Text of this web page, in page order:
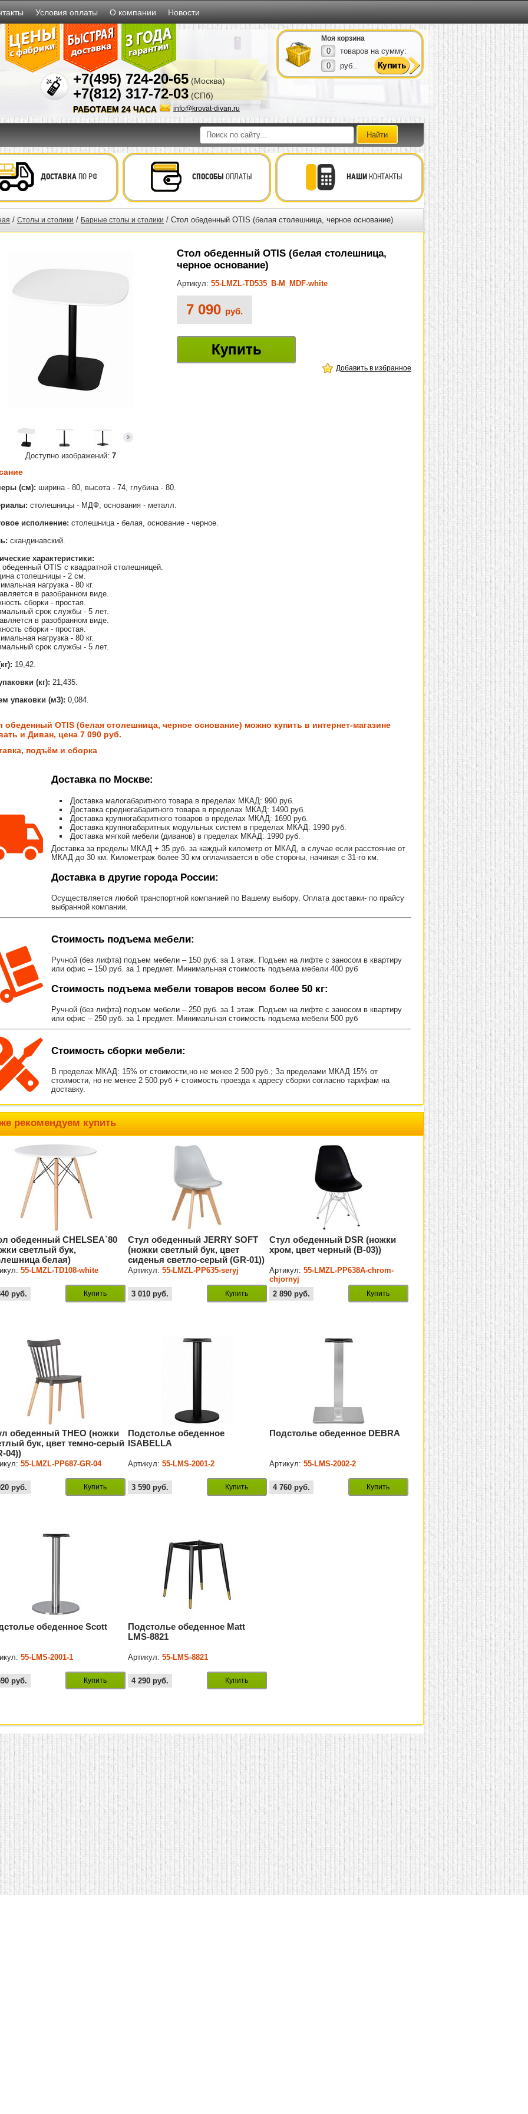
Условия оплаты О компании Новости
+7(495) 724-20-65 (Москва)
+7(812) 317-72-03 (СПб)
info@krovat-divan.ru
РАБОТАЕМ 24 ЧАСА
Моя корзина
0
товаров на сумму:
0
руб..
ДОСТАВКАПО РФ СПОСОБЫ ОПЛАТЫ НАШИКОНТАКТЫ
/ Столы и столики / Барные столы и столики / Стол обеденный OTIS (белая столешница, черное основание)
Доступно изображений: 7
Стол обеденный OTIS (белая столешница,
черное основание)
Артикул: 55-LMZL-TD535_B-M_MDF-white
7 090 руб.
Купить
Добавить в избранное
(см): ширина - 80, высота - 74, глубина - 80.
столешницы - МДФ, основания - металл.
исполнение: столешница - белая, основание - черное.
скандинавский.
характеристики:
OTIS с квадратной столешницей.
столешницы - 2 см.
нагрузка - 80 кг.
в разобранном виде.
сборки - простая.
срок службы - 5 лет.
в разобранном виде.
сборки - простая.
нагрузка - 80 кг.
срок службы - 5 лет.
19,42.
(кг): 21,435.
упаковки (м3): 0,084.
обеденный OTIS (белая столешница, черное основание) можно купить в интернет-магазине
и Диван, цена 7 090 руб.
подъём и сборка
Доставка по Москве:
Доставка малогабаритного товара в пределах МКАД: 990 руб.
Доставка среднегабаритного товара в пределах МКАД: 1490 руб.
Доставка крупногабаритного товаров в пределах МКАД: 1690 руб.
Доставка крупногабаритных модульных систем в пределах МКАД: 1990 руб.
Доставка мягкой мебели (диванов) в пределах МКАД: 1990 руб.
Доставка за пределы МКАД + 35 руб. за каждый километр от МКАД, в случае если расстояние от
МКАД до 30 км. Километраж более 30 км оплачивается в обе стороны, начиная с 31-го км.
Доставка в другие города России:
Осуществляется любой транспортной компанией по Вашему выбору. Оплата доставки- по прайсу
выбранной компании.
Стоимость подъема мебели:
Ручной (без лифта) подъем мебели – 150 руб. за 1 этаж. Подъем на лифте с заносом в квартиру
или офис – 150 руб. за 1 предмет. Минимальная стоимость подъема мебели 400 руб
Стоимость подъема мебели товаров весом более 50 кг:
Ручной (без лифта) подъем мебели – 250 руб. за 1 этаж. Подъем на лифте с заносом в квартиру
или офис – 250 руб. за 1 предмет. Минимальная стоимость подъема мебели 500 руб
Стоимость сборки мебели:
В пределах МКАД: 15% от стоимости,но не менее 2 500 руб.; За пределами МКАД 15% от
стоимости, но не менее 2 500 руб + стоимость проезда к адресу сборки согласно тарифам на
доставку.
рекомендуем купить
обеденный CHELSEA`80
светлый бук,
белая)
55-LMZL-TD108-white
руб. Купить
Стул обеденный JERRY SOFT
(ножки светлый бук, цвет
сиденья светло-серый (GR-01))
Артикул:55-LMZL-PP635-seryj
3 010 руб. Купить
Стул обеденный DSR (ножки
хром, цвет черный (B-03))
Артикул:55-LMZL-PP638A-chrom-
chjornyj
2 890 руб. Купить
обеденный THEO (ножки
бук, цвет темно-серый
04))
55-LMZL-PP687-GR-04
руб. Купить
Подстолье обеденное
ISABELLA
Артикул:55-LMS-2001-2
3 590 руб. Купить
Подстолье обеденное DEBRA
Артикул:55-LMS-2002-2
4 760 руб. Купить
обеденное Scott
55-LMS-2001-1
руб. Купить
Подстолье обеденное Matt
LMS-8821
Артикул:55-LMS-8821
4 290 руб. Купить